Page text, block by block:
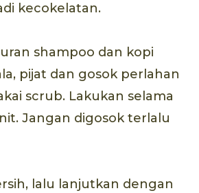
kecokelatan.
shampoo dan kopi
pijat dan gosok perlahan
scrub. Lakukan selama
Jangan digosok terlalu
lalu lanjutkan dengan